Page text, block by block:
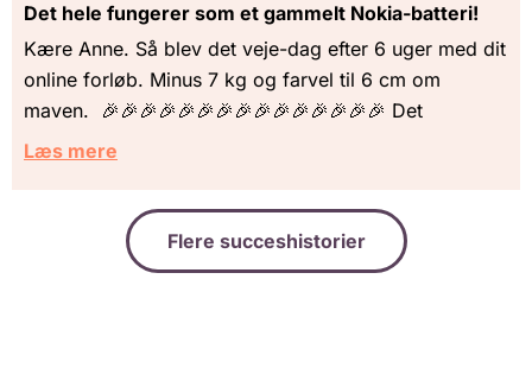
Det hele fungerer som et gammelt Nokia-batteri!
Kære Anne. Så blev det veje-dag efter 6 uger med dit
online forløb. Minus 7 kg og farvel til 6 cm om
maven. 🎉🎉🎉🎉🎉🎉🎉🎉🎉🎉🎉🎉🎉🎉🎉 Det
Læs mere
Flere succeshistorier